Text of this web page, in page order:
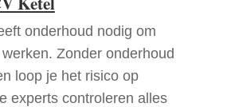
onderhoud nodig om
Zonder onderhoud
loop je het risico op
experts controleren alles